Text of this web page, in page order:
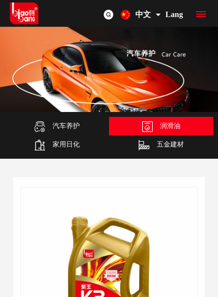
中文 Lang
首
页
品
牌
介
绍
产
品
总
OEM/ODM
联
们
汽车养护 润滑油
家用日化 五金建材